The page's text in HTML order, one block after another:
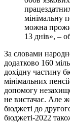
мінімальну
можна
13 днів», –
За словами
додатково 160
дохідну частину
мінімальних
допомогу
не вистачає. Але
бюджеті до
бюджеті-2022